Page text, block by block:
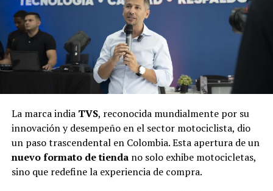
La marca india TVS, reconocida mundialmente por su
innovación y desempeño en el sector motociclista, dio
un paso trascendental en Colombia. Esta apertura de un
nuevo formato de tiendano solo exhibe motocicletas,
sino que redefine la experiencia de compra.